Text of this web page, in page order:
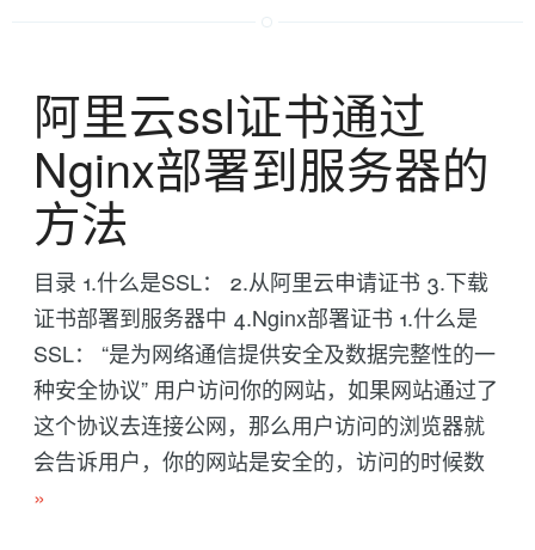
阿里云ssl证书通过
Nginx部署到服务器的
方法
目录 1.什么是SSL： 2.从阿里云申请证书 3.下载
证书部署到服务器中 4.Nginx部署证书 1.什么是
SSL： “是为网络通信提供安全及数据完整性的一
种安全协议” 用户访问你的网站，如果网站通过了
这个协议去连接公网，那么用户访问的浏览器就
会告诉用户，你的网站是安全的，访问的时候数
»